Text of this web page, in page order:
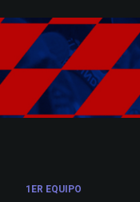
1ER EQUIPO